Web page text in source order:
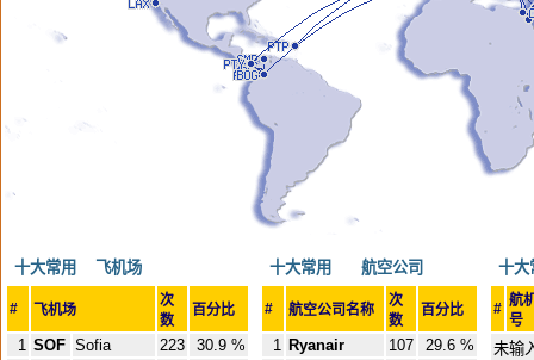
十大常用 飞机场
# 飞机场
次
数
百分比
1 SOF Sofia 223
30.9 %
十大常用 航空公司
# 航空公司名称
次
数
百分比
1 Ryanair 107
29.6 %
十
# 航
号
未输